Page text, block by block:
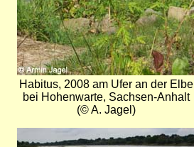
Habitus, 2008 am Ufer an der Elbe
bei Hohenwarte, Sachsen-Anhalt
(© A. Jagel)